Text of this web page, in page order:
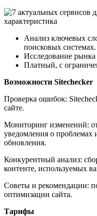
Анализ ключевых
поисковых системах.
Исследование
Платный, с
Возможности Sitechecker
Проверка ошибок:
сайте.
Мониторинг изменений:
уведомления о
обновления.
Конкурентный анализ:
контенте, используемых
Советы и рекомендации:
оптимизации сайта.
Тарифы